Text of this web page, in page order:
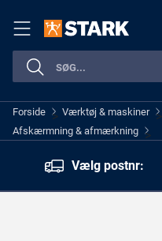
Forside > Værktøj & maskiner >
Afskærmning & afmærkning >
Vælg postnr: